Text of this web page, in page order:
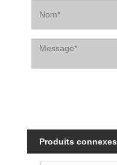
Produits connexes